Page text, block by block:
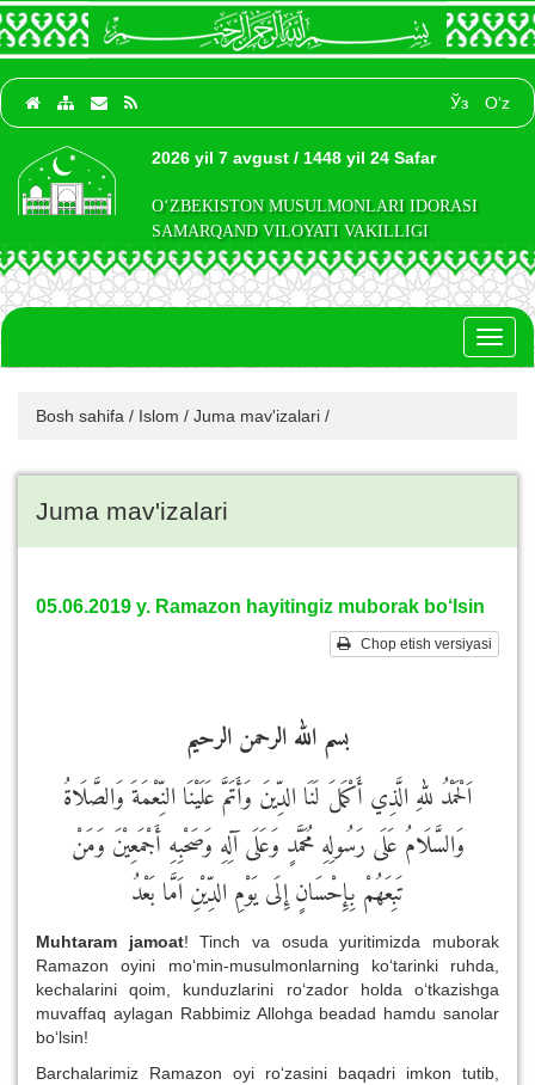
Ўз O‘z
2026 yil 7 avgust / 1448 yil 24 Safar
O‘ZBEKISTON MUSULMONLARI IDORASI
SAMARQAND VILOYATI VAKILLIGI
Bosh sahifa / Islom / Juma mav'izalari /
Juma mav'izalari
05.06.2019 y. Ramazon hayitingiz muborak bo‘lsin
Chop etish versiyasi
بسم الله الرحمن الرحيم
اَلْحَمْدُ للهِ الَّذِي أَكْمَلَ لَنَا الدِّينَ وَأَتَمَّ عَلَيْنَا النِّعْمَةَ وَالصَّلَاةُ
وَالسَّلَامُ عَلَى رَسُولِهِ مُحَمَّدٍ وَعَلَى آلِهِ وَصَحْبِهِ أَجْمَعِيْنَ وَمَنْ
تَبِعَهُمْ بِإِحْسَانٍ إِلَى يَوْمِ الدِّيْنِ اَمَّا بَعْدُ
Muhtaram jamoat! Tinch va osuda yuritimizda muborak
Ramazon oyini mo‘min-musulmonlarning ko‘tarinki ruhda,
kechalarini qoim, kunduzlarini ro‘zador holda o‘tkazishga
muvaffaq aylagan Rabbimiz Allohga beadad hamdu sanolar
bo‘lsin!
Barchalarimiz Ramazon oyi ro‘zasini baqadri imkon tutib,